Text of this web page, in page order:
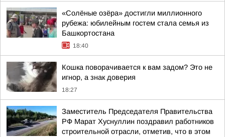
«Солёные озёра» достигли миллионного
рубежа: юбилейным гостем стала семья из
Башкортостана
18:40
Кошка поворачивается к вам задом? Это не
игнор, а знак доверия
18:27
Заместитель Председателя Правительства
РФ Марат Хуснуллин поздравил работников
строительной отрасли, отметив, что в этом